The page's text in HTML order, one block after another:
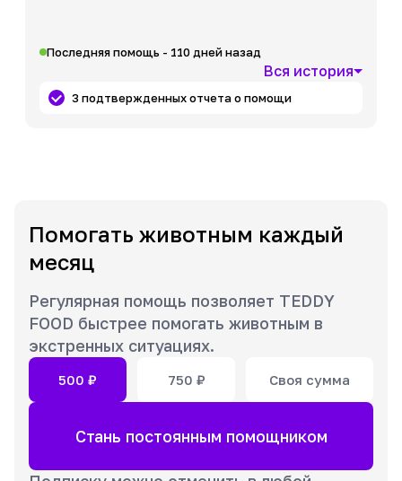
Последняя помощь - 110 дней назад
Вся история
3 подтвержденных отчета о помощи
Помогать животным каждый
месяц
Регулярная помощь позволяет TEDDY
FOOD быстрее помогать животным в
экстренных ситуациях.
500 ₽ 750 ₽ Своя сумма
Стань постоянным помощником